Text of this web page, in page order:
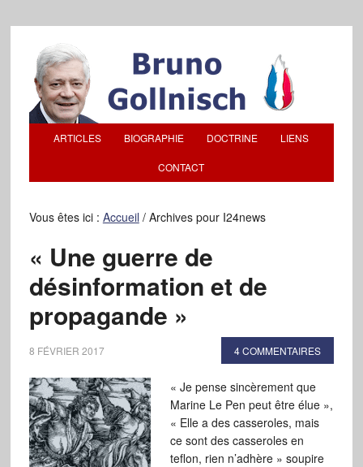
ARTICLES BIOGRAPHIE DOCTRINE LIENS
CONTACT
Vous êtes ici : Accueil /Archives pour I24news
« Une guerre de
désinformation et de
propagande »
8 FÉVRIER 2017 4 COMMENTAIRES
« Je pense sincèrement que
Marine Le Pen peut être élue »,
« Elle a des casseroles, mais
ce sont des casseroles en
teflon, rien n’adhère » soupire